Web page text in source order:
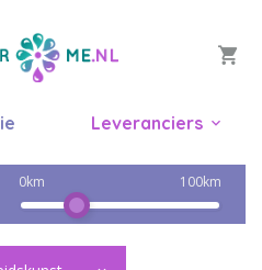
Leveranciers
0km 100km